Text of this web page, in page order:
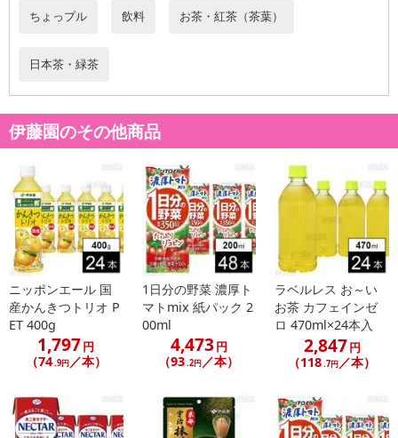
ちょっプル 飲料 お茶・紅茶（茶葉）
日本茶・緑茶
伊藤園のその他商品
ニッポンエール 国
産かんきつトリオ P
ET 400g
1,797円
（74 .9円／本）
1日分の野菜 濃厚ト
マトmix 紙パック 2
00ml
4,473円
（93 .2円 ／本）
ラベルレス お～い
お茶 カフェインゼ
ロ 470ml×24本入
2,847円
（118 .7円 ／本）